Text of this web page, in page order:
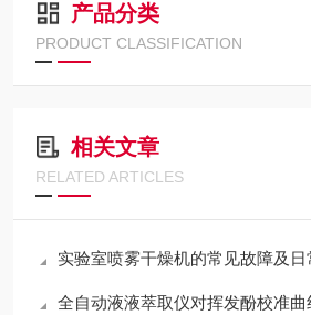
产品分类
PRODUCT CLASSIFICATION
相关文章
RELATED ARTICLES
实验室喷雾干燥机的常见故障及日
全自动液液萃取仪对挥发酚校准曲